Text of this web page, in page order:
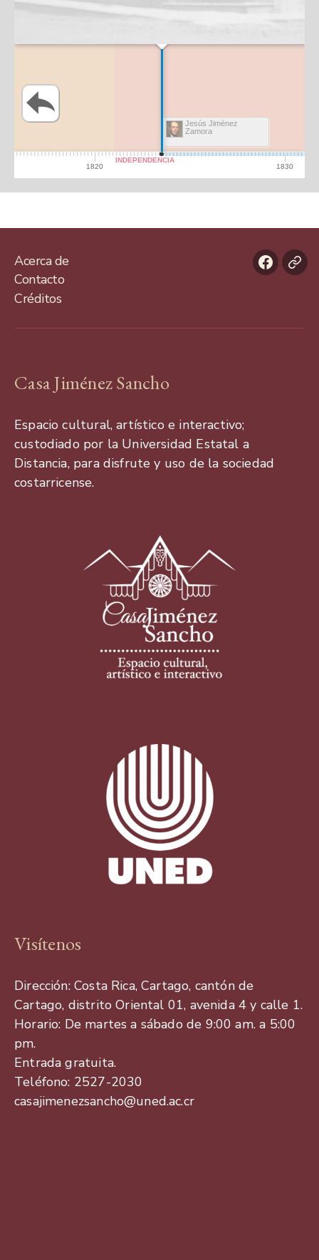
Acerca de
Contacto
Créditos
Casa Jiménez Sancho
Espacio cultural, artístico e interactivo;
custodiado por la Universidad Estatal a
Distancia, para disfrute y uso de la sociedad
costarricense.
Visítenos
Dirección: Costa Rica, Cartago, cantón de
Cartago, distrito Oriental 01, avenida 4 y calle 1.
Horario: De martes a sábado de 9:00 am. a 5:00
pm.
Entrada gratuita.
Teléfono: 2527-2030
casajimenezsancho@uned.ac.cr